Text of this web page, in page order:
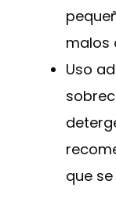
malos
Uso
que